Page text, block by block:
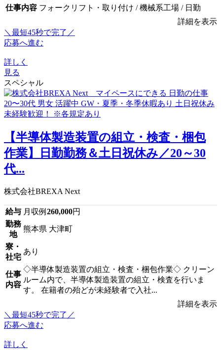
仕事内容 フォークリフト・取り付け / 機械系工場 / 日勤
詳細を表示
＼最短45秒で完了／
応募へ進む
詳しく
見る
スペシャル
【半導体製造装置の組立・検査・梱包
作業】日勤勤務＆土日祝休み／20～30
代...
株式会社BREXA Next
給与 月収例 260,000円
勤務
地
熊本県 大津町
寮・
社宅
あり
仕事
内容
◇半導体製造装置の組立・検査・梱包作業◇ クリーン
ルーム内で、半導体製造装置の組立・検査を行いま
す。 在籍者の殆どが未経験者で入社...
詳細を表示
＼最短45秒で完了／
応募へ進む
詳しく